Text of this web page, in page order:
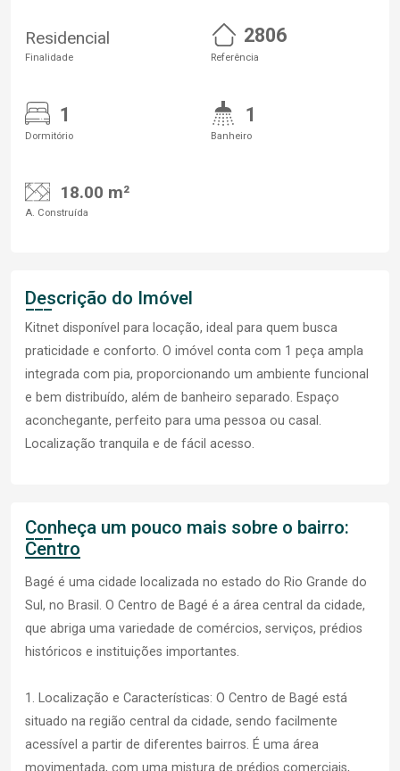
Residencial
Finalidade
2806
Referência
1
Dormitório
1
Banheiro
18.00 m²
A. Construída
Descrição do Imóvel
Kitnet disponível para locação, ideal para quem busca
praticidade e conforto. O imóvel conta com 1 peça ampla
integrada com pia, proporcionando um ambiente funcional
e bem distribuído, além de banheiro separado. Espaço
aconchegante, perfeito para uma pessoa ou casal.
Localização tranquila e de fácil acesso.
Conheça um pouco mais sobre o bairro:
Centro
Bagé é uma cidade localizada no estado do Rio Grande do
Sul, no Brasil. O Centro de Bagé é a área central da cidade,
que abriga uma variedade de comércios, serviços, prédios
históricos e instituições importantes.
1. Localização e Características: O Centro de Bagé está
situado na região central da cidade, sendo facilmente
acessível a partir de diferentes bairros. É uma área